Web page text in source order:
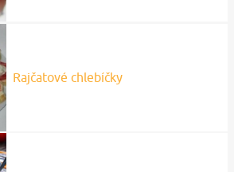
Rajčatové chlebíčky